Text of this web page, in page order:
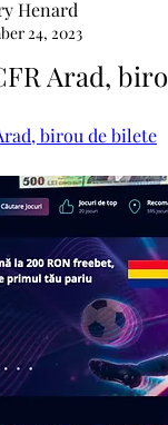
Henard
24, 2023
Arad,
birou de bilete